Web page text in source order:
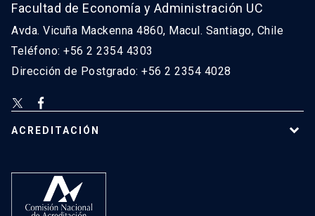
Facultad de Economía y Administración UC
Avda. Vicuña Mackenna 4860, Macul. Santiago, Chile
Teléfono: +56 2 2354 4303
Dirección de Postgrado: +56 2 2354 4028
ACREDITACIÓN